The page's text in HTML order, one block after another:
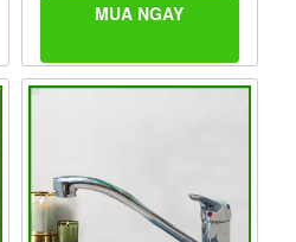
MUA NGAY